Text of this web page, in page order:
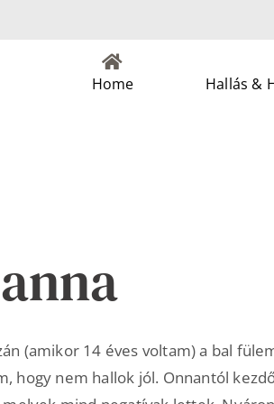
Home Hallás &
(amikor 14 éves voltam) a bal
hogy nem hallok jól. Onnantól